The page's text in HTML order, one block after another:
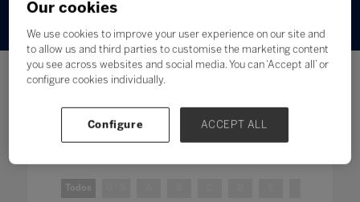
Pesquisar Filtros
Todos
Our cookies
We use cookies to improve your user experience on our site and
to allow us and third parties to customise the marketing content
you see across websites and social media. You can ‘Accept all’ or
configure cookies individually.
Configure ACCEPT ALL